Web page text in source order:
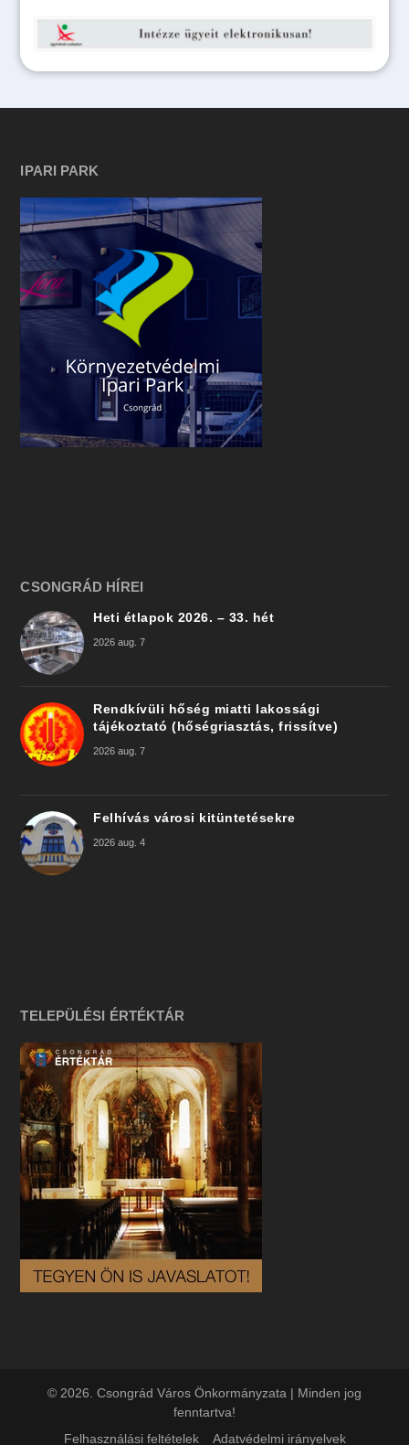
IPARI PARK
CSONGRÁD HÍREI
Heti étlapok 2026. – 33. hét
2026 aug. 7
Rendkívüli hőség miatti lakossági
tájékoztató (hőségriasztás, frissítve)
2026 aug. 7
Felhívás városi kitüntetésekre
2026 aug. 4
TELEPÜLÉSI ÉRTÉKTÁR
© 2026. Csongrád Város Önkormányzata | Minden jog
fenntartva!
Felhasználási feltételek
Adatvédelmi irányelvek